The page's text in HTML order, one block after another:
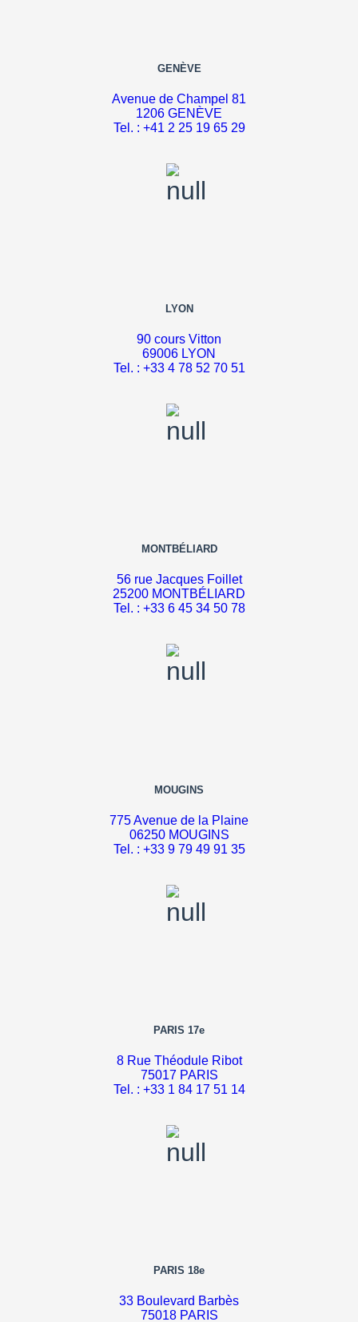
GENÈVE
Avenue de Champel 81
1206 GENÈVE
Tel. : +41 2 25 19 65 29
LYON
90 cours Vitton
69006 LYON
Tel. : +33 4 78 52 70 51
MONTBÉLIARD
56 rue Jacques Foillet
25200 MONTBÉLIARD
Tel. : +33 6 45 34 50 78
MOUGINS
775 Avenue de la Plaine
06250 MOUGINS
Tel. : +33 9 79 49 91 35
PARIS 17e
8 Rue Théodule Ribot
75017 PARIS
Tel. : +33 1 84 17 51 14
PARIS 18e
33 Boulevard Barbès
75018 PARIS